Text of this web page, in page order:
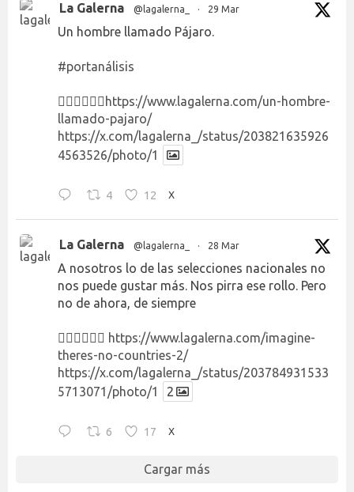
La Galerna @lagalerna_ · 29 Mar
Un hombre llamado Pájaro.
#portanálisis
👉🏻👉🏻👉🏻 https://www.lagalerna.com/un-hombre-
llamado-pajaro/
https://x.com/lagalerna_/status/203821635926
4563526/photo/1
4 12 X
La Galerna @lagalerna_ · 28 Mar
A nosotros lo de las selecciones nacionales no
nos puede gustar más. Nos pirra ese rollo. Pero
no de ahora, de siempre
👉🏻👉🏻👉🏻 https://www.lagalerna.com/imagine-
theres-no-countries-2/
https://x.com/lagalerna_/status/203784931533
5713071/photo/1
2
6 17 X
Cargar más